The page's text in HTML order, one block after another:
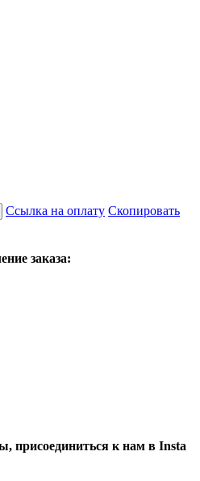
Ссылка на оплату Скопировать
заказа:
присоединиться к нам в Insta